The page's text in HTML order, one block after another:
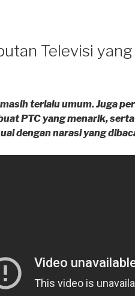
Televisi yang
terlalu umum. Juga
PTC yang menarik,
dengan narasi yang